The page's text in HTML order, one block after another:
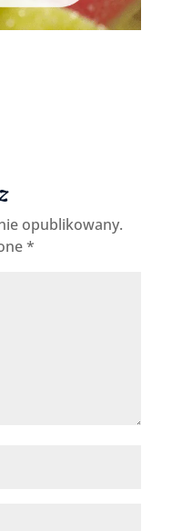
opublikowany.
*